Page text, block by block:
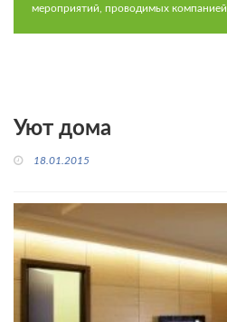
мероприятий, проводимых компанией.
Уют дома
18.01.2015